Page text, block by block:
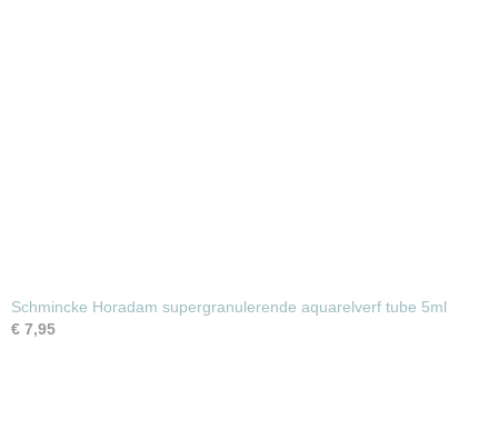
Schmincke Horadam supergranulerende aquarelverf tube 5ml
€ 7,95